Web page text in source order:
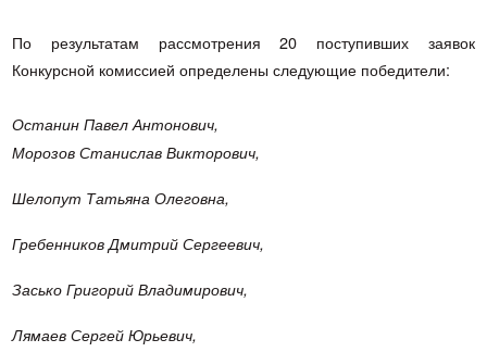
По результатам рассмотрения 20 поступивших заявок
Конкурсной комиссией определены следующие победители:
Останин Павел Антонович,
Морозов Станислав Викторович,
Шелопут Татьяна Олеговна,
Гребенников Дмитрий Сергеевич,
Засько Григорий Владимирович,
Лямаев Сергей Юрьевич,